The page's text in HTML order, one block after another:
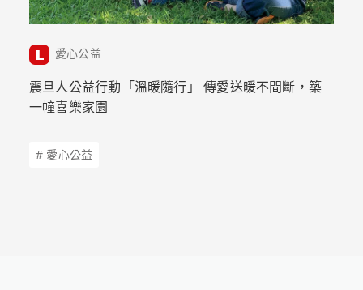
愛心公益
震旦人公益行動「溫暖隨行」 傳愛送暖不間斷，築
一幢喜樂家園
# 愛心公益